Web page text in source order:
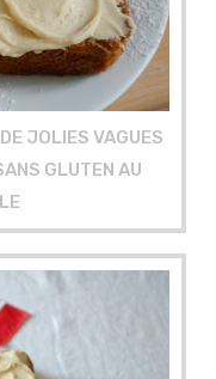
JOLIES VAGUES
GLUTEN AU